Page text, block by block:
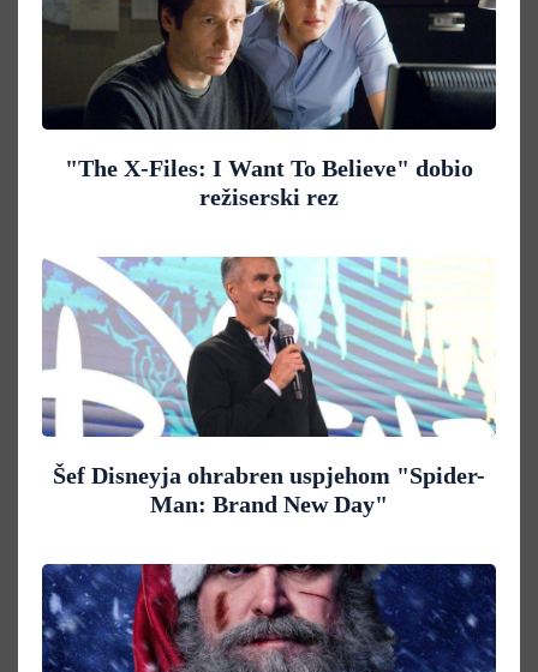
"The X-Files: I Want To Believe" dobio
režiserski rez
Šef Disneyja ohrabren uspjehom "Spider-
Man: Brand New Day"